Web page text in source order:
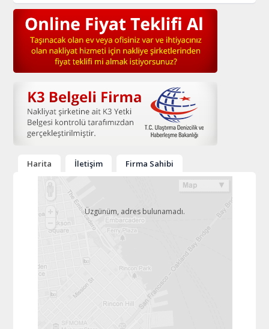
Harita İletişim Firma Sahibi
Üzgünüm, adres bulunamadı.